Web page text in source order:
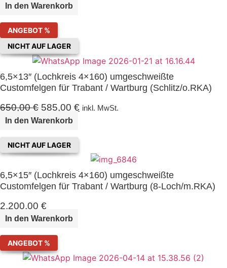
In den Warenkorb
ANGEBOT %
NICHT AUF LAGER
6,5×13″ (Lochkreis 4×160) umgeschweißte
Customfelgen für Trabant / Wartburg (Schlitz/o.RKA)
650,00€ U
r
p
r
n
g
l
i
h
e
585,00 € A
l
e
inkl. MwSt.
In den Warenkorb
NICHT AUF LAGER
6,5×15″ (Lochkreis 4×160) umgeschweißte
Customfelgen für Trabant / Wartburg (8-Loch/m.RKA)
2.200,00 €
In den Warenkorb
ANGEBOT %